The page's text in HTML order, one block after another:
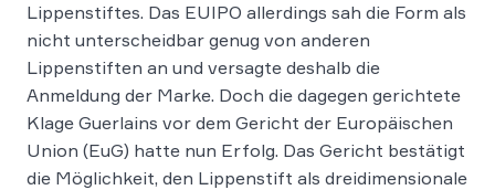
Lippenstiftes. Das EUIPO allerdings sah die Form als
nicht unterscheidbar genug von anderen
Lippenstiften an und versagte deshalb die
Anmeldung der Marke. Doch die dagegen gerichtete
Klage Guerlains vor dem Gericht der Europäischen
Union (EuG) hatte nun Erfolg. Das Gericht bestätigt
die Möglichkeit, den Lippenstift als dreidimensionale